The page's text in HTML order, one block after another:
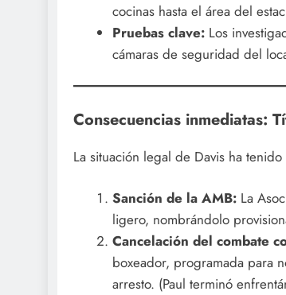
cocinas hasta el área del
Pruebas clave:Los
cámaras de seguridad del
Consecuencias inmediatas:
La situación legal de Davis ha
Sanción de la AMB:La
ligero, nombrándolo
Cancelación del combate
boxeador, programada para
arresto. (Paul terminó